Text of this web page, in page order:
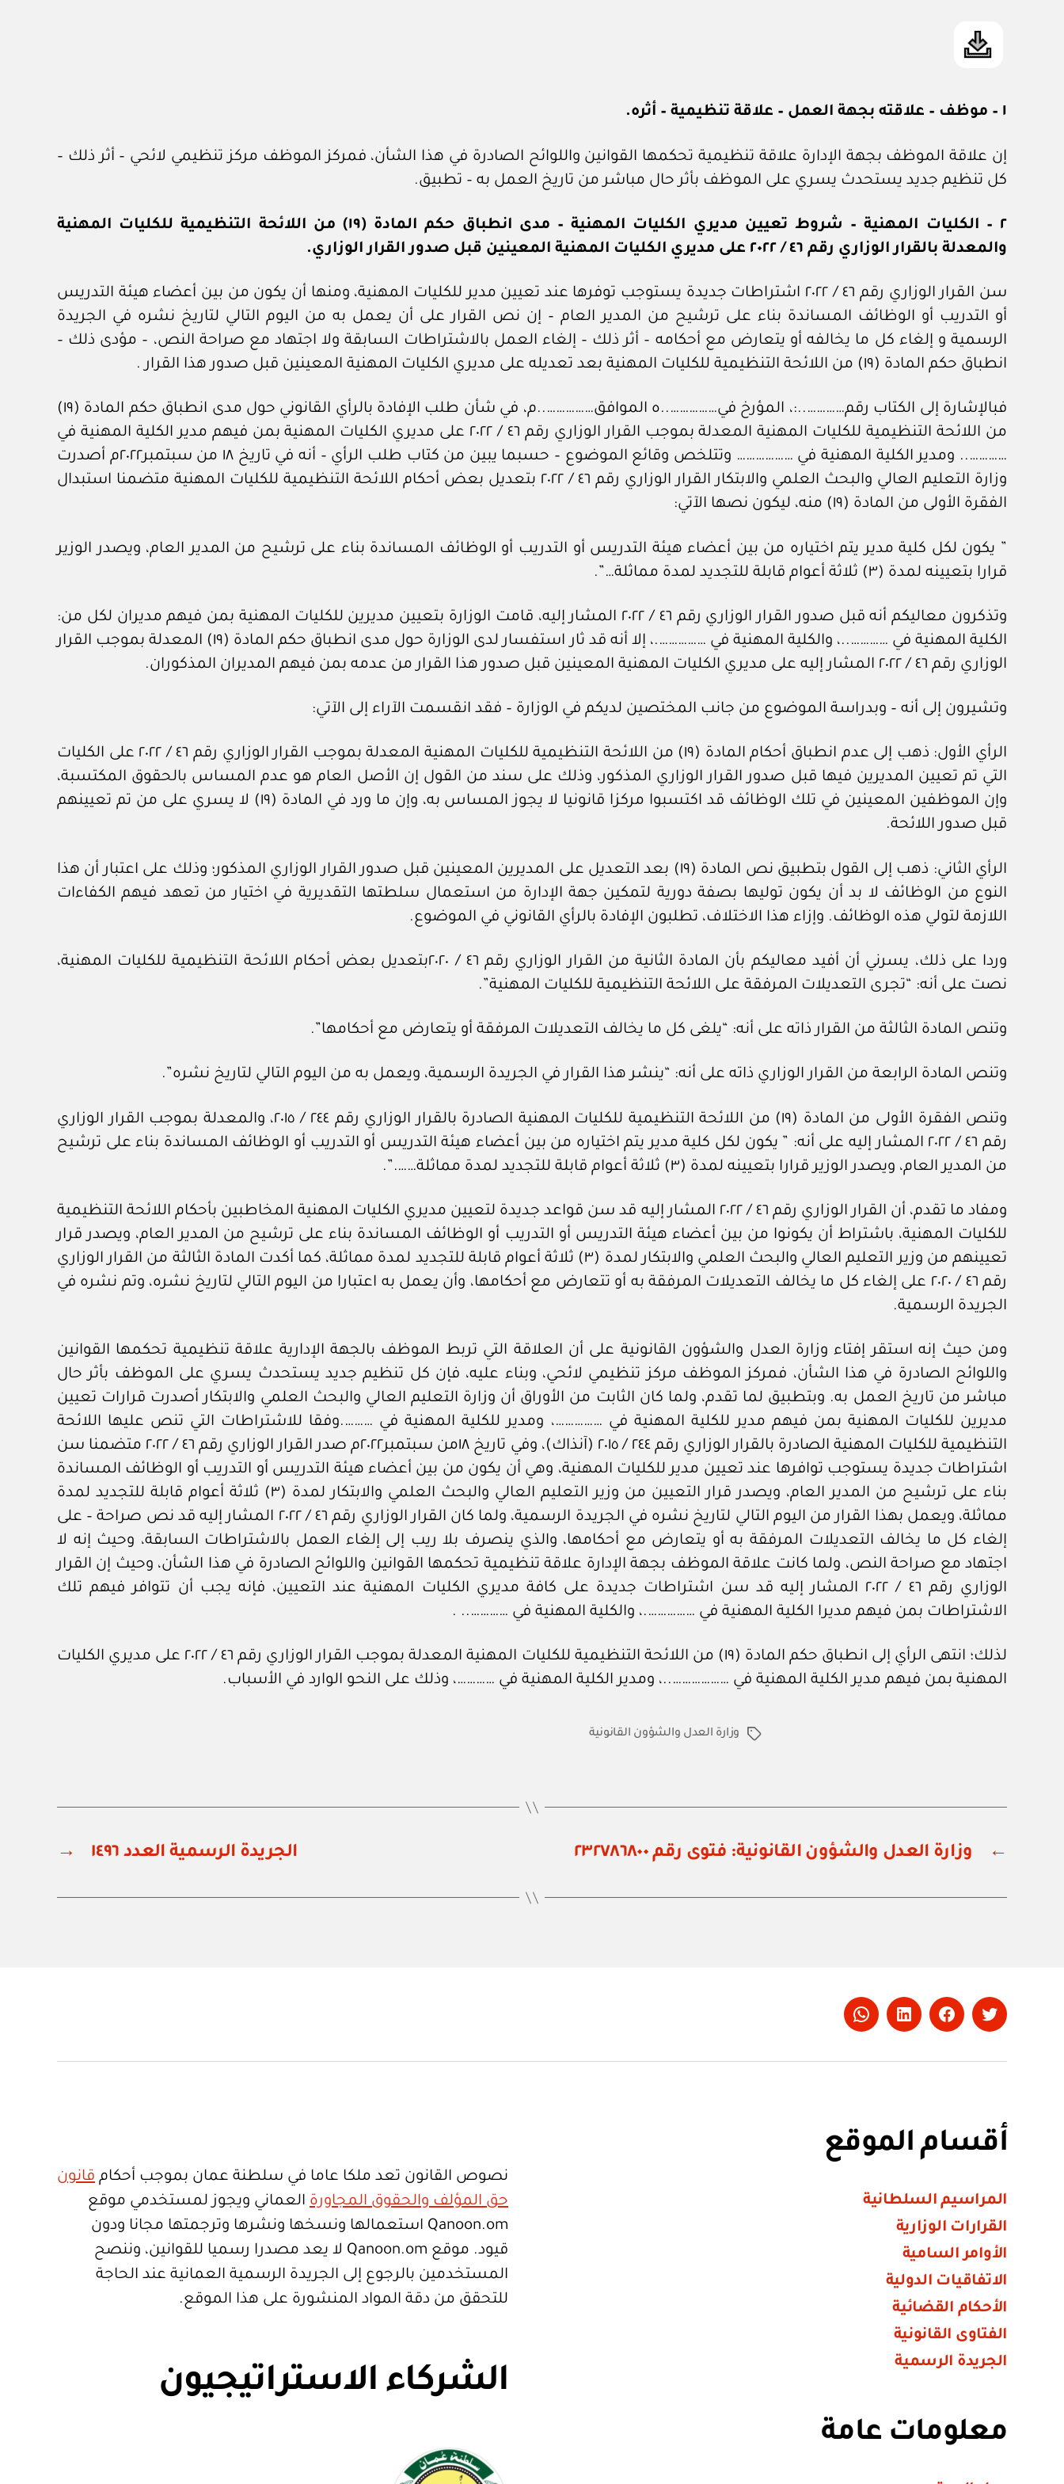
١ – موظف – علاقته بجهة العمل – علاقة تنظيمية – أثره.
إن علاقة الموظف بجهة الإدارة علاقة تنظيمية تحكمها القوانين واللوائح الصادرة في هذا الشأن، فمركز الموظف مركز تنظيمي لائحي – أثر ذلك –
كل تنظيم جديد يستحدث يسري على الموظف بأثر حال مباشر من تاريخ العمل به – تطبيق.
٢ – الكليات المهنية – شروط تعيين مديري الكليات المهنية – مدى انطباق حكم
المادة (١٩) من اللائحة التنظيمية للكليات المهنية
والمعدلة بالقرار الوزاري رقم
على مديري الكليات المهنية المعينين قبل صدور القرار الوزاري.
سن القرار الوزاري رقم ٤٦ / ٢٠٢٢ اشتراطات جديدة يستوجب توفرها عند تعيين مدير للكليات المهنية، ومنها أن يكون من بين أعضاء هيئة التدريس
أو التدريب أو الوظائف المساندة بناء على ترشيح من المدير العام – إن نص القرار على أن يعمل به من اليوم التالي لتاريخ نشره في الجريدة
الرسمية و إلغاء كل ما يخالفه أو يتعارض مع أحكامه – أثر ذلك – إلغاء العمل بالاشتراطات السابقة ولا اجتهاد مع صراحة النص، – مؤدى ذلك –
انطباق حكم المادة (١٩) من اللائحة التنظيمية للكليات المهنية بعد تعديله على مديري الكليات المهنية المعينين قبل صدور هذا القرار .
فبالإشارة إلى الكتاب رقم…………..:، المؤرخ في……………..ه الموافق……………..م، في شأن طلب الإفادة بالرأي القانوني حول مدى انطباق حكم المادة (١٩)
من اللائحة التنظيمية للكليات المهنية المعدلة بموجب القرار الوزاري رقم ٤٦ / ٢٠٢٢ على مديري الكليات المهنية بمن فيهم مدير الكلية المهنية في
………….. ومدير الكلية المهنية في ……………… وتتلخص وقائع الموضوع – حسبما يبين من كتاب طلب الرأي – أنه في تاريخ ١٨ من سبتمبر٢٠٢٢م أصدرت
وزارة التعليم العالي والبحث العلمي والابتكار القرار الوزاري رقم ٤٦ / ٢٠٢٢ بتعديل بعض أحكام اللائحة التنظيمية للكليات المهنية متضمنا استبدال
الفقرة الأولى من المادة (١٩) منه، ليكون نصها الآتي:
” يكون لكل كلية مدير يتم اختياره من بين أعضاء هيئة التدريس أو التدريب أو الوظائف المساندة بناء على ترشيح من المدير العام، ويصدر الوزير
قرارا بتعيينه لمدة (٣) ثلاثة أعوام قابلة للتجديد لمدة مماثلة…”.
وتذكرون معاليكم أنه قبل صدور القرار الوزاري رقم ٤٦ / ٢٠٢٢ المشار إليه، قامت الوزارة بتعيين مديرين للكليات المهنية بمن فيهم مديران لكل من:
الكلية المهنية في …………..، والكلية المهنية في …………….، إلا أنه قد ثار استفسار لدى الوزارة حول مدى انطباق حكم المادة (١٩) المعدلة بموجب القرار
الوزاري رقم ٤٦ / ٢٠٢٢ المشار إليه على مديري الكليات المهنية المعينين قبل صدور هذا القرار من عدمه بمن فيهم المديران المذكوران.
وتشيرون إلى أنه – وبدراسة الموضوع من جانب المختصين لديكم في الوزارة – فقد انقسمت الآراء إلى الآتي:
الرأي الأول: ذهب إلى عدم انطباق أحكام المادة (١٩) من اللائحة التنظيمية للكليات المهنية المعدلة بموجب القرار الوزاري رقم ٤٦ / ٢٠٢٢ على الكليات
التي تم تعيين المديرين فيها قبل صدور القرار الوزاري المذكور، وذلك على سند من القول إن الأصل العام هو عدم المساس بالحقوق المكتسبة،
وإن الموظفين المعينين في تلك الوظائف قد اكتسبوا مركزا قانونيا لا يجوز المساس به، وإن ما ورد في المادة (١٩) لا يسري على من تم تعيينهم
قبل صدور اللائحة.
الرأي الثاني: ذهب إلى القول بتطبيق نص المادة (١٩) بعد التعديل على المديرين المعينين قبل صدور القرار الوزاري المذكور؛ وذلك على اعتبار أن هذا
النوع من الوظائف لا بد أن يكون توليها بصفة دورية لتمكين جهة الإدارة من استعمال سلطتها التقديرية في اختيار من تعهد فيهم الكفاءات
اللازمة لتولي هذه الوظائف. وإزاء هذا الاختلاف، تطلبون الإفادة بالرأي القانوني في الموضوع.
وردا على ذلك، يسرني أن أفيد معاليكم بأن المادة الثانية من القرار الوزاري رقم ٤٦ / ٢٠٢٠بتعديل بعض أحكام اللائحة التنظيمية للكليات المهنية،
نصت على أنه: “تجرى التعديلات المرفقة على اللائحة التنظيمية للكليات المهنية”.
وتنص المادة الثالثة من القرار ذاته على أنه: “يلغى كل ما يخالف التعديلات المرفقة أو يتعارض مع أحكامها”.
وتنص المادة الرابعة من القرار الوزاري ذاته على أنه: “ينشر هذا القرار في الجريدة الرسمية، ويعمل به من اليوم التالي لتاريخ نشره”.
وتنص الفقرة الأولى من المادة (١٩) من اللائحة التنظيمية للكليات المهنية الصادرة بالقرار الوزاري رقم ٢٤٤ / ٢٠١٥، والمعدلة بموجب القرار الوزاري
رقم ٤٦ / ٢٠٢٢ المشار إليه على أنه: ” يكون لكل كلية مدير يتم اختياره من بين أعضاء هيئة التدريس أو التدريب أو الوظائف المساندة بناء على ترشيح
من المدير العام، ويصدر الوزير قرارا بتعيينه لمدة (٣) ثلاثة أعوام قابلة للتجديد لمدة مماثلة…….”.
ومفاد ما تقدم، أن القرار الوزاري رقم ٤٦ / ٢٠٢٢ المشار إليه قد سن قواعد جديدة لتعيين مديري الكليات المهنية المخاطبين بأحكام اللائحة التنظيمية
للكليات المهنية، باشتراط أن يكونوا من بين أعضاء هيئة التدريس أو التدريب أو الوظائف المساندة بناء على ترشيح من المدير العام، ويصدر قرار
تعيينهم من وزير التعليم العالي والبحث العلمي والابتكار لمدة (٣) ثلاثة أعوام قابلة للتجديد لمدة مماثلة، كما أكدت المادة الثالثة من القرار الوزاري
رقم ٤٦ / ٢٠٢٠ على إلغاء كل ما يخالف التعديلات المرفقة به أو تتعارض مع أحكامها، وأن يعمل به اعتبارا من اليوم التالي لتاريخ نشره، وتم نشره في
الجريدة الرسمية.
ومن حيث إنه استقر إفتاء وزارة العدل والشؤون القانونية على أن العلاقة التي تربط الموظف بالجهة الإدارية علاقة تنظيمية تحكمها القوانين
واللوائح الصادرة في هذا الشأن، فمركز الموظف مركز تنظيمي لائحي، وبناء عليه، فإن كل تنظيم جديد يستحدث يسري على الموظف بأثر حال
مباشر من تاريخ العمل به. وبتطبيق لما تقدم، ولما كان الثابت من الأوراق أن وزارة التعليم العالي والبحث العلمي والابتكار أصدرت قرارات تعيين
مديرين للكليات المهنية بمن فيهم مدير للكلية المهنية في ……………، ومدير للكلية المهنية في ……….وفقا للاشتراطات التي تنص عليها اللائحة
التنظيمية للكليات المهنية الصادرة بالقرار الوزاري رقم ٢٤٤ / ٢٠١٥ (آنذاك)، وفي تاريخ ١٨من سبتمبر٢٠٢٢م صدر القرار الوزاري رقم ٤٦ / ٢٠٢٢ متضمنا سن
اشتراطات جديدة يستوجب توافرها عند تعيين مدير للكليات المهنية، وهي أن يكون من بين أعضاء هيئة التدريس أو التدريب أو الوظائف المساندة
بناء على ترشيح من المدير العام، ويصدر قرار التعيين من وزير التعليم العالي والبحث العلمي والابتكار لمدة (٣) ثلاثة أعوام قابلة للتجديد لمدة
مماثلة، ويعمل بهذا القرار من اليوم التالي لتاريخ نشره في الجريدة الرسمية، ولما كان القرار الوزاري رقم ٤٦ / ٢٠٢٢ المشار إليه قد نص صراحة – على
إلغاء كل ما يخالف التعديلات المرفقة به أو يتعارض مع أحكامها، والذي ينصرف بلا ريب إلى إلغاء العمل بالاشتراطات السابقة، وحيث إنه لا
اجتهاد مع صراحة النص، ولما كانت علاقة الموظف بجهة الإدارة علاقة تنظيمية تحكمها القوانين واللوائح الصادرة في هذا الشأن، وحيث إن القرار
الوزاري رقم ٤٦ / ٢٠٢٢ المشار إليه قد سن اشتراطات جديدة على كافة مديري الكليات المهنية عند التعيين، فإنه يجب أن تتوافر فيهم تلك
الاشتراطات بمن فيهم مديرا الكلية المهنية في …………….، والكلية المهنية في ………….. .
لذلك؛ انتهى الرأي إلى انطباق حكم المادة (١٩) من اللائحة التنظيمية للكليات المهنية المعدلة بموجب القرار الوزاري رقم ٤٦ / ٢٠٢٢ على مديري الكليات
المهنية بمن فيهم مدير الكلية المهنية في ………………..، ومدير الكلية المهنية في …………، وذلك على النحو الوارد في الأسباب.
الوسوموزارة العدل والشؤون القانونية
← وزارة العدل والشؤون القانونية: فتوى رقم ٢٣٢٧٨٦٨٠٠ → الجريدة الرسمية العدد ١٤٩٦
Twitter
Facebook
LinkedIn
Whatsapp
أقسام الموقع
المراسيم السلطانية
القرارات الوزارية
الأوامر السامية
الاتفاقيات الدولية
الأحكام القضائية
الفتاوى القانونية
الجريدة الرسمية
معلومات عامة
نصوص القانون تعد ملكا عاما في سلطنة عمان بموجب أحكام قانون
حق المؤلف والحقوق المجاورة العماني ويجوز لمستخدمي موقع
Qanoon.om استعمالها ونسخها ونشرها وترجمتها مجانا ودون
قيود. موقع Qanoon.om لا يعد مصدرا رسميا للقوانين، وننصح
المستخدمين بالرجوع إلى الجريدة الرسمية العمانية عند الحاجة
للتحقق من دقة المواد المنشورة على هذا الموقع.
الشركاء الاستراتيجيون